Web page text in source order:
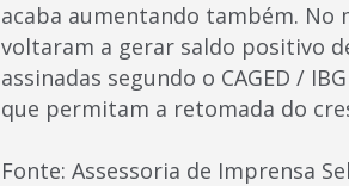
acaba aumentando também. No
voltaram a gerar saldo positivo
assinadas segundo o CAGED /
que permitam a retomada do
Fonte: Assessoria de Imprensa